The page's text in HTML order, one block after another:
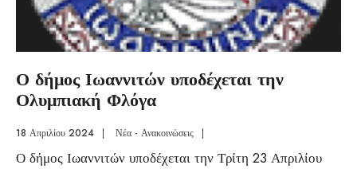
Ο δήμος Ιωαννιτών υποδέχεται την
Ολυμπιακή Φλόγα
18 Απριλίου 2024 | Νέα - Ανακοινώσεις |
Ο δήμος Ιωαννιτών υποδέχεται την Τρίτη 23 Απριλίου